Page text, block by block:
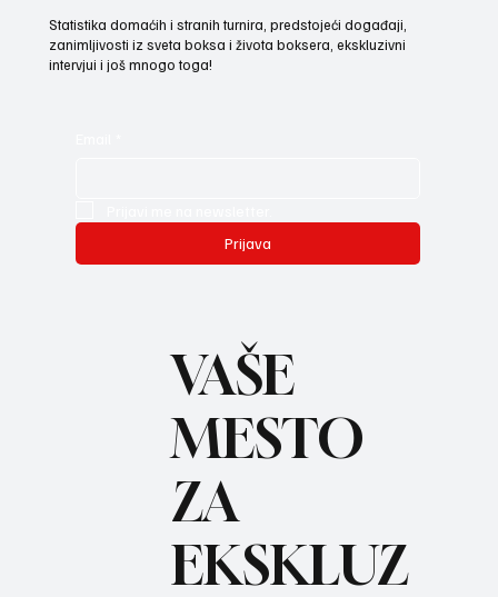
Statistika domaćih i stranih turnira, predstojeći događaji,
zanimljivosti iz sveta boksa i života boksera, ekskluzivni
intervjui i još mnogo toga!
Prijava
REC
VAŠE
MESTO
ZA
EKSKLUZ